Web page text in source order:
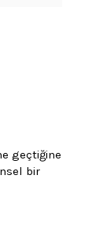
geçtiğine
bir